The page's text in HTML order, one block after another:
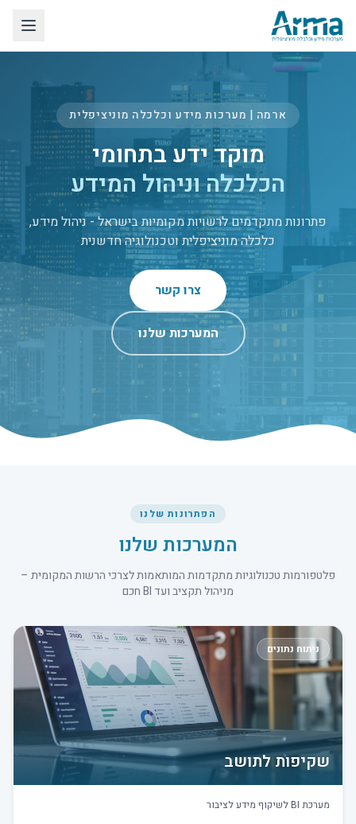
דלג לתוכן הראשי
ארמה | מערכות מידע וכלכלה מוניציפלית
מוקד ידע בתחומי
הכלכלה וניהול המידע
פתרונות מתקדמים לרשויות מקומיות בישראל - ניהול מידע,
כלכלה מוניציפלית וטכנולוגיה חדשנית
צרו קשר
המערכות שלנו
הפתרונות שלנו
המערכות שלנו
פלטפורמות טכנולוגיות מתקדמות המותאמות לצרכי הרשות המקומית –
מניהול תקציב ועד BI חכם
ניתוח נתונים
שקיפות לתושב
מערכת BI לשיקוף מידע לציבור